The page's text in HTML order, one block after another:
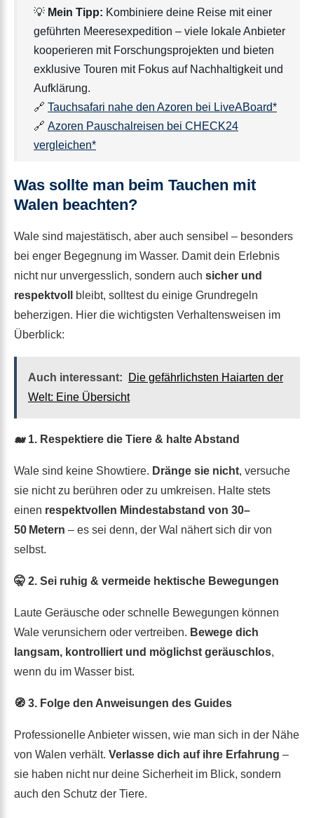
💡 Mein Tipp: Kombiniere deine Reise mit einer
geführten Meeresexpedition – viele lokale Anbieter
kooperieren mit Forschungsprojekten und bieten
exklusive Touren mit Fokus auf Nachhaltigkeit und
Aufklärung.
🔗 Tauchsafari nahe den Azoren bei LiveABoard*
🔗 Azoren Pauschalreisen bei CHECK24
vergleichen*
Was sollte man beim Tauchen mit
Walen beachten?
Wale sind majestätisch, aber auch sensibel – besonders
bei enger Begegnung im Wasser. Damit dein Erlebnis
nicht nur unvergesslich, sondern auch sicher und
respektvoll
bleibt, solltest du einige Grundregeln
beherzigen. Hier die wichtigsten Verhaltensweisen im
Überblick:
Auch interessant:
Die gefährlichsten Haiarten der
Welt: Eine Übersicht
🐋 1. Respektiere die Tiere & halte Abstand
Wale sind keine Showtiere. Dränge sie nicht, versuche
sie nicht zu berühren oder zu umkreisen. Halte stets
einen respektvollen Mindestabstand von 30–
50 Metern – es sei denn, der Wal nähert sich dir von
selbst.
🤫 2. Sei ruhig & vermeide hektische Bewegungen
Laute Geräusche oder schnelle Bewegungen können
Wale verunsichern oder vertreiben. Bewege dich
langsam, kontrolliert und möglichst geräuschlos,
wenn du im Wasser bist.
🧭 3. Folge den Anweisungen des Guides
Professionelle Anbieter wissen, wie man sich in der Nähe
von Walen verhält. Verlasse dich auf ihre Erfahrung –
sie haben nicht nur deine Sicherheit im Blick, sondern
auch den Schutz der Tiere.